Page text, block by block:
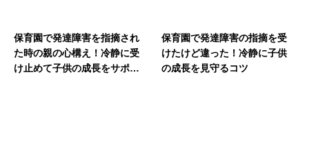
保育園で発達障害を指摘され
た時の親の心構え！冷静に受
け止めて子供の成長をサポー
保育園で発達障害の指摘を受
けたけど違った！冷静に子供
の成長を見守るコツ